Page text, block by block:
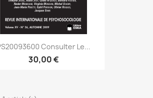
Consulter Le...
30,00 €